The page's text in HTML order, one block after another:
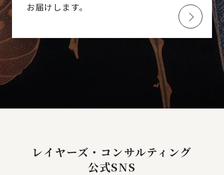
お届けします。
レイヤーズ・コンサルティング
公式SNS